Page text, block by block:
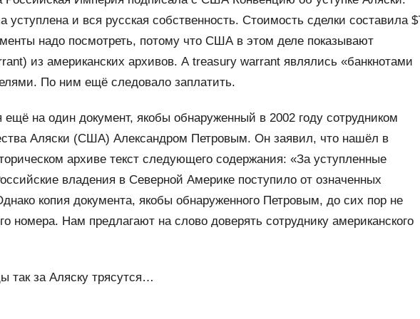
и вся русская собственность. Стоимость сделки составила
надо посмотреть, потому что США в этом деле показывают
из американских архивов. А treasury warrant являлись «банкнотами
По ним ещё следовало заплатить.
на один документ, якобы обнаруженный в 2002 году сотрудником
Аляски (США) Александром Петровым. Он заявил, что нашёл в
архиве текст следующего содержания: «За уступленные
владения в Северной Америке поступило от означенных
копия документа, якобы обнаруженного Петровым, до сих пор не
номера. Нам предлагают на слово доверять сотруднику американского
так за Аляску трясутся…